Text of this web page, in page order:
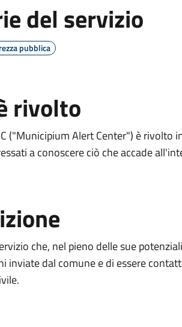
del servizio
pubblica
rivolto
("Municipium Alert Center") è
a conoscere ciò che accade
che, nel pieno delle sue
inviate dal comune e di essere